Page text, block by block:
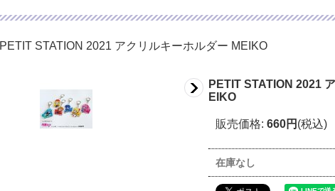
PETIT STATION 2021 アクリルキーホルダー MEIKO
PETIT STATION 2021
EIKO
販売価格: 660円 (税込)
在庫なし